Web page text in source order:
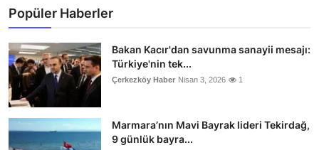
Popüler Haberler
Bakan Kacır'dan savunma sanayii mesajı:
Türkiye'nin tek...
Çerkezköy Haber Nisan 3, 2026 1
Marmara’nın Mavi Bayrak lideri Tekirdağ,
9 günlük bayra...